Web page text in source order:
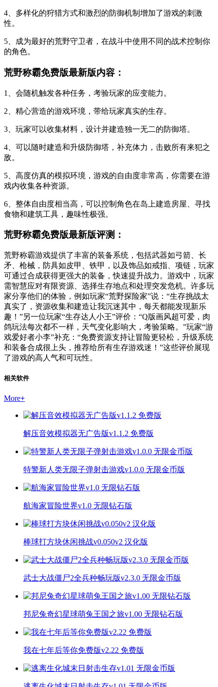
4、多样化的狩猎方式和激烈的防御机制增加了游戏的刺激
性。
5、成为最好的荒野守卫者，在战斗中使用不同的战术控制你
的角色。
荒野称霸免费版最新版内容：
1、会随机触发各种任务，考验玩家的应变能力。
2、精心营造的游戏环境，带给玩家真实的生存。
3、玩家可以收集材料，设计并建造独一无二的防御塔。
4、可以随时建造和升级防御塔，补充体力，击败所有来犯之
敌。
5、高度仿真的模拟环境，游戏的自由度非常高，你需要在游
戏内收集各种资源。
6、整体自由度相当高，可以控制角色在岛上建造房屋、寻找
食物和建筑工具，趣味性极强。
荒野称霸免费版最新版评测：
荒野称霸游戏提供了丰富的装备系统，包括武器如弓箭、长
矛、枪械，防具如皮甲、铁甲，以及饰品如戒指、项链，玩家
可通过合成获得更强大的装备，快速提升战力。游戏中，玩家
需智慧应对有限资源、选择生存地点和处理突发危机。许多玩
家分享他们的体验，例如玩家“荒野探险家”说：“生存挑战太
真实了，资源收集和建造让我沉迷其中，每天都能发现新乐
趣！”另一位玩家“生存达人小王”评价：“Q版画风超可爱，肉
鸽玩法每次都不一样，天气变化影响大，考验策略。”玩家“游
戏爱好者小李”补充：“免费资源支持让冒险更轻松，升级系统
和装备合成很上头，推荐给所有生存游戏迷！”这些评价展现
了游戏的高人气和可玩性。
相关软件
More+
解压音效模拟器无广告版v1.1.2 免费版
特警新人类无限子弹射击游戏v1.0.0 无限金币版
航海家冒险世界v1.0 无限钻石版
棒球打方块休闲挑战v0.050v2 汉化版
武士大战僵尸2全兵种畅玩版v2.3.0 无限金币版
邦尼兔奇幻星球萌兔王国之旅v1.00 无限钻石版
我在七年后等你免费版v2.22 免费版